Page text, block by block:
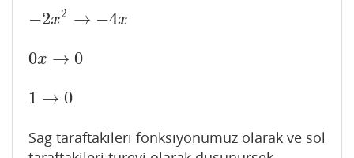
−2x2 → −4x
−2x2→ −4x
0x → 0
0x→0
1 → 0
1 →0
Sag taraftakileri fonksiyonumuz olarak ve sol